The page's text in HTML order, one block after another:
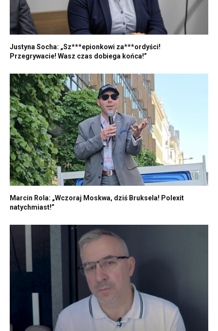
Justyna Socha: „Sz***epionkowi za***ordyści!
Przegrywacie! Wasz czas dobiega końca!”
Marcin Rola: „Wczoraj Moskwa, dziś Bruksela! Polexit
natychmiast!”